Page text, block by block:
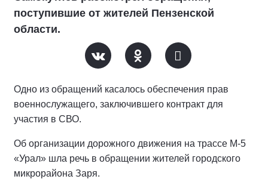
поступившие от жителей Пензенской
области.
Одно из обращений касалось обеспечения прав
военнослужащего, заключившего контракт для
участия в СВО.
Об организации дорожного движения на трассе М-5
«Урал» шла речь в обращении жителей городского
микрорайона Заря.